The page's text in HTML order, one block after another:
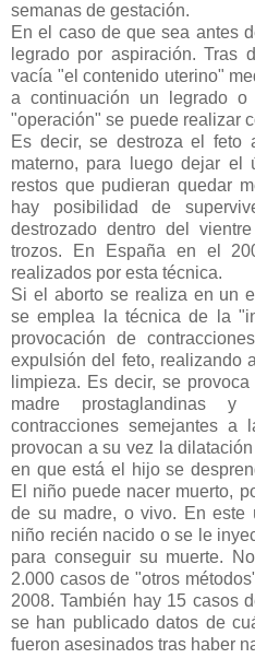
semanas de gestación.
En el caso de que sea antes
legrado por aspiración. Tras
vacía "el contenido uterino"
a continuación un legrado
"operación" se puede realizar
Es decir, se destroza el feto
materno, para luego dejar el
restos que pudieran quedar
hay posibilidad de
destrozado dentro del
trozos. En España en el
realizados por esta técnica.
Si el aborto se realiza en un
se emplea la técnica de la
provocación de
expulsión del feto, realizando
limpieza. Es decir, se
madre prostaglandinas y
contracciones semejantes
provocan a su vez la
en que está el hijo se
El niño puede nacer muerto,
de su madre, o vivo. En este
niño recién nacido o se le
para conseguir su muerte.
2.000 casos de "otros
2008. También hay 15 casos
se han publicado datos de
fueron asesinados tras haber